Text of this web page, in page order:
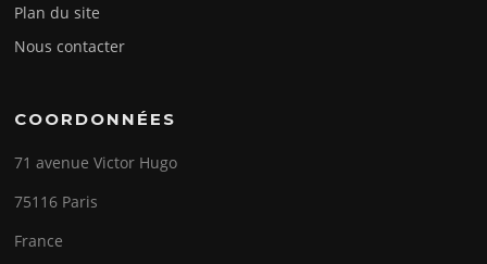
Plan du site
Nous contacter
COORDONNÉES
71 avenue Victor Hugo
75116 Paris
France